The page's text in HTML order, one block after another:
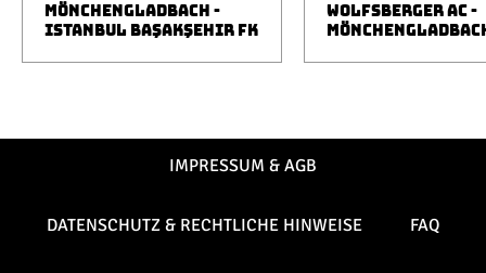
MÖNCHENGLADBACH -
ISTANBUL BAŞAKŞEHIR FK
WOLFSBERGER AC -
IMPRESSUM & AGB
DATENSCHUTZ & RECHTLICHE HINWEISE FAQ